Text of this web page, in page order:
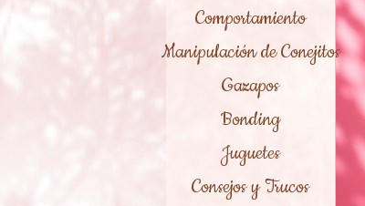
Comportamiento
Manipulación de Conejitos
Gazapos
Bonding
Juguetes
Consejos y Trucos